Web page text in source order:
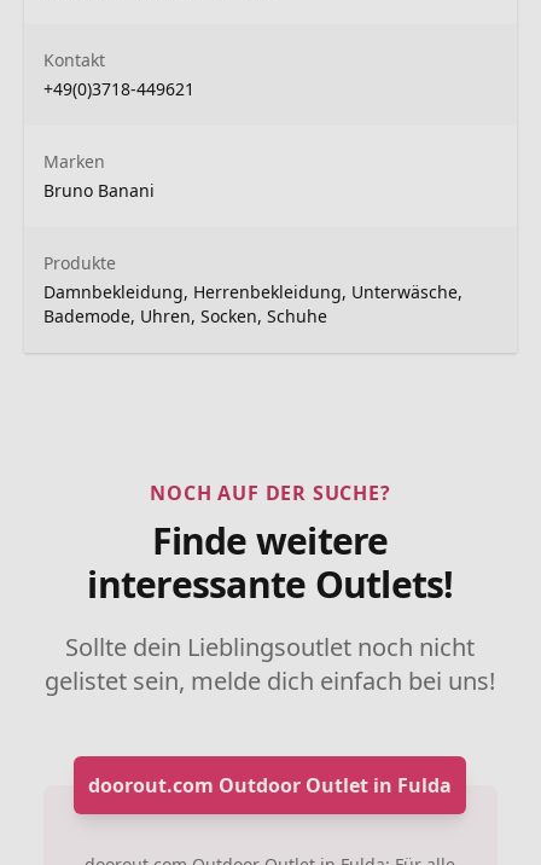
Kontakt
+49(0)3718-449621
Marken
Bruno Banani
Produkte
Damnbekleidung, Herrenbekleidung, Unterwäsche,
Bademode, Uhren, Socken, Schuhe
NOCH AUF DER SUCHE?
Finde weitere
interessante Outlets!
Sollte dein Lieblingsoutlet noch nicht
gelistet sein, melde dich einfach bei uns!
doorout.com Outdoor Outlet in Fulda